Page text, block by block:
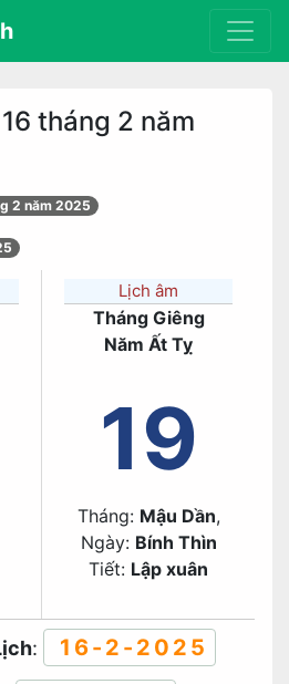
tháng 2 năm
2 năm 2025
Lịch âm
Tháng Giêng
Năm Ất Tỵ
19
Tháng: Mậu Dần,
Ngày: Bính Thìn
Tiết: Lập xuân
: 16-2-2025